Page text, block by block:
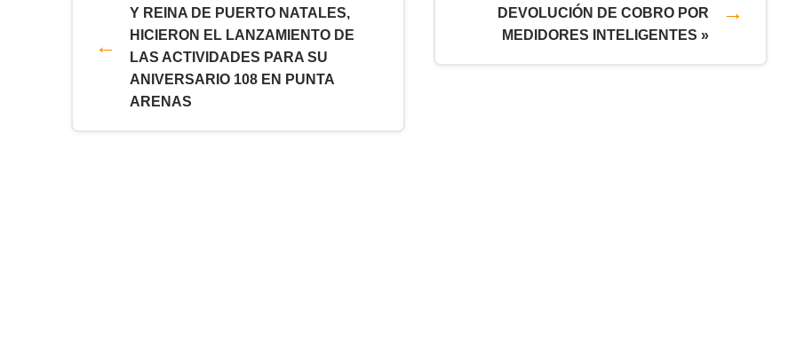
Y REINA DE PUERTO NATALES,
HICIERON EL LANZAMIENTO DE
LAS ACTIVIDADES PARA SU
ANIVERSARIO 108 EN PUNTA
ARENAS
DEVOLUCIÓN DE COBRO POR
MEDIDORES INTELIGENTES »